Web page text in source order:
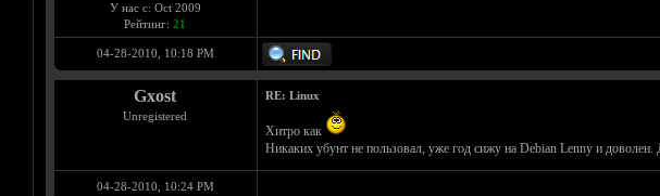
У нас с: Oct 2009
Рейтинг: 21
04-28-2010, 10:18 PM
Gxost
Unregistered
RE: Linux
Хитро как
Никаких убунт не пользовал, уже год сижу на Debian Lenny и
04-28-2010, 10:24 PM